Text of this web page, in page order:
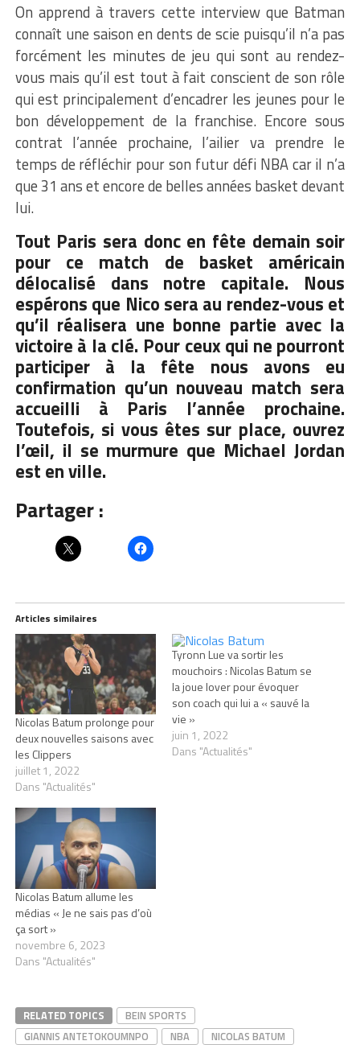
On apprend à travers cette interview que Batman
connaît une saison en dents de scie puisqu’il n’a pas
forcément les minutes de jeu qui sont au rendez-
vous mais qu’il est tout à fait conscient de son rôle
qui est principalement d’encadrer les jeunes pour le
bon développement de la franchise. Encore sous
contrat l’année prochaine, l’ailier va prendre le
temps de réfléchir pour son futur défi NBA car il n’a
que 31 ans et encore de belles années basket devant
lui.
Tout Paris sera donc en fête demain soir
pour ce match de basket américain
délocalisé dans notre capitale. Nous
espérons que Nico sera au rendez-vous et
qu’il réalisera une bonne partie avec la
victoire à la clé. Pour ceux qui ne pourront
participer à la fête nous avons eu
confirmation qu’un nouveau match sera
accueilli à Paris l’année prochaine.
Toutefois, si vous êtes sur place, ouvrez
l’œil, il se murmure que Michael Jordan
est en ville.
Partager :
Articles similaires
Nicolas Batum prolonge pour
deux nouvelles saisons avec
les Clippers
juillet 1, 2022
Dans "Actualités"
Tyronn Lue va sortir les
mouchoirs : Nicolas Batum se
la joue lover pour évoquer
son coach qui lui a « sauvé la
vie »
juin 1, 2022
Dans "Actualités"
Nicolas Batum allume les
médias « Je ne sais pas d’où
ça sort »
novembre 6, 2023
Dans "Actualités"
RELATED TOPICS
BEIN SPORTS
GIANNIS ANTETOKOUMNPO
NBA NICOLAS BATUM